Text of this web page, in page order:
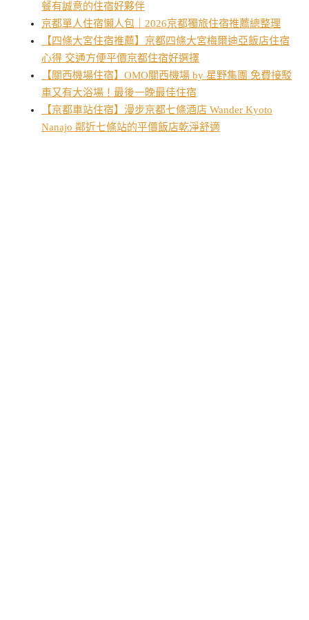
餐有誠意的住宿好夥伴
京都單人住宿懶人包｜2026京都獨旅住宿推薦總整理
【四條大宮住宿推薦】京都四條大宮梅爾迪亞飯店住宿
心得 交通方便平價京都住宿好選擇
【關西機場住宿】OMO關西機場 by 星野集團 免費接駁
車又有大浴場！最後一晚最佳住宿
【京都車站住宿】漫步京都七條酒店 Wander Kyoto
Nanajo 鄰近七條站的平價飯店乾淨舒適